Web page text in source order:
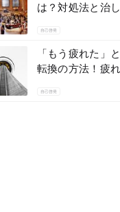
は？対処法と治
自己啓発
「もう疲れた」
転換の方法！疲
自己啓発